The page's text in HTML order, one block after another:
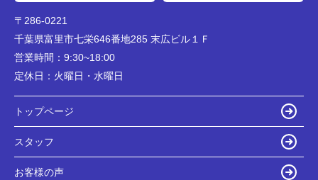
〒286-0221
千葉県富里市七栄646番地285 末広ビル１Ｆ
営業時間： 9:30~18:00
定休日： 火曜日・水曜日
トップページ
スタッフ
お客様の声